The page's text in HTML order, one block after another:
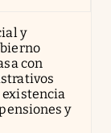
y
con
existencia
y